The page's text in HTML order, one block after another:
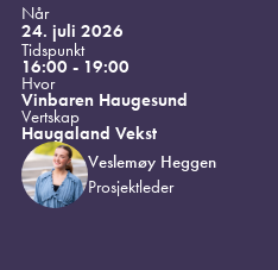
Når
24. juli 2026
Tidspunkt
16:00 - 19:00
Hvor
Vinbaren Haugesund
Vertskap
Haugaland Vekst
Veslemøy Heggen
Prosjektleder